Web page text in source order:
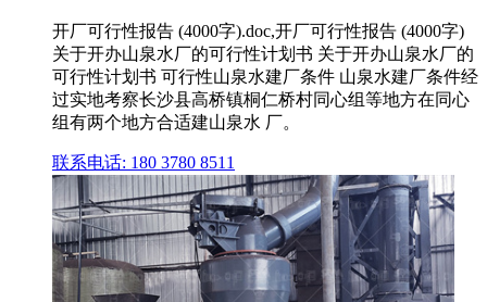
开厂可行性报告 (4000字).doc,开厂可行性报告 (4000字)
关于开办山泉水厂的可行性计划书 关于开办山泉水厂的
可行性计划书 可行性山泉水建厂条件 山泉水建厂条件经
过实地考察长沙县高桥镇桐仁桥村同心组等地方在同心
组有两个地方合适建山泉水 厂。
联系电话: 180 3780 8511